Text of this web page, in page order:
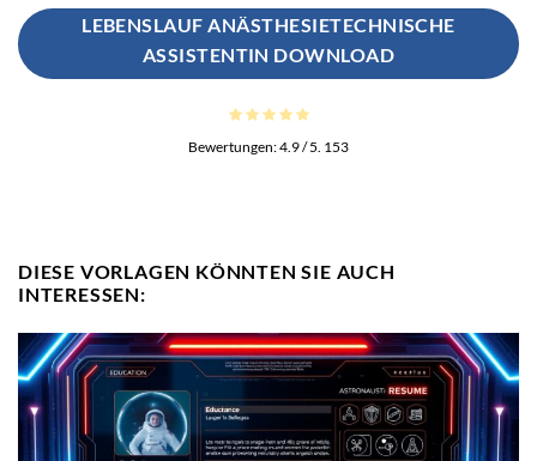
LEBENSLAUF ANÄSTHESIETECHNISCHE
ASSISTENTIN DOWNLOAD
Bewertungen:4.9/ 5. 153
DIESE VORLAGEN KÖNNTEN SIE AUCH
INTERESSEN: